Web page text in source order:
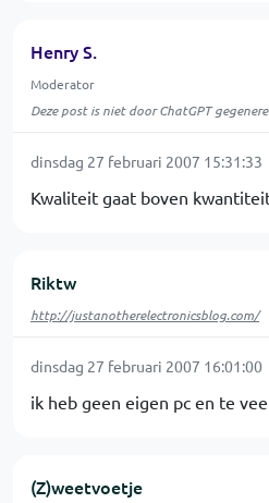
Henry S.
Moderator
Deze post is niet door ChatGPT
dinsdag 27 februari 2007 15:31:33
Kwaliteit gaat boven
Riktw
http://justanotherelectronicsblog.com/
dinsdag 27 februari 2007 16:01:00
ik heb geen eigen pc en te
(Z)weetvoetje